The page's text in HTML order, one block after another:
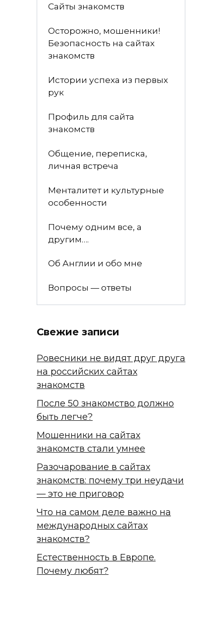
Сайты знакомств
Осторожно, мошенники!
Безопасность на сайтах
знакомств
Истории успеха из первых
рук
Профиль для сайта
знакомств
Общение, переписка,
личная встреча
Менталитет и культурные
особенности
Почему одним все, а
другим….
Об Англии и обо мне
Вопросы — ответы
Свежие записи
Ровесники не видят друг друга
на российских сайтах
знакомств
После 50 знакомство должно
быть легче?
Мошенники на сайтах
знакомств стали умнее
Разочарование в сайтах
знакомств: почему три неудачи
— это не приговор
Что на самом деле важно на
международных сайтах
знакомств?
Естественность в Европе.
Почему любят?